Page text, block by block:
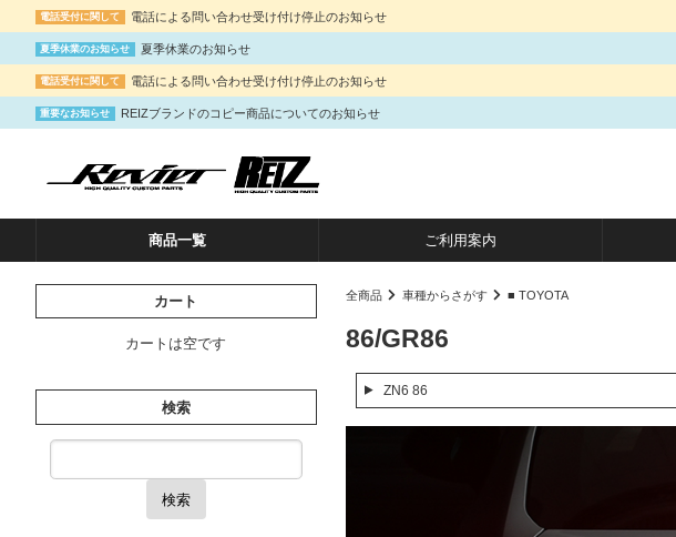
電話受付に関して 電話による問い合わせ受け付け停止のお知らせ
夏季休業のお知らせ 夏季休業のお知らせ
電話受付に関して 電話による問い合わせ受け付け停止のお知らせ
重要なお知らせ REIZブランドのコピー商品についてのお知らせ
商品一覧 ご利用案内
全商品 車種からさがす ■ TOYOTA
86/GR86
ZN6 86
カート
カートは空です
検索
検索